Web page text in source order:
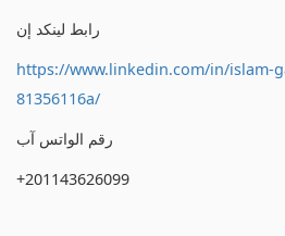
رابط لينكد إن
https://www.linkedin.com/in/islam-
81356116a/
رقم الواتس آب
+201143626099